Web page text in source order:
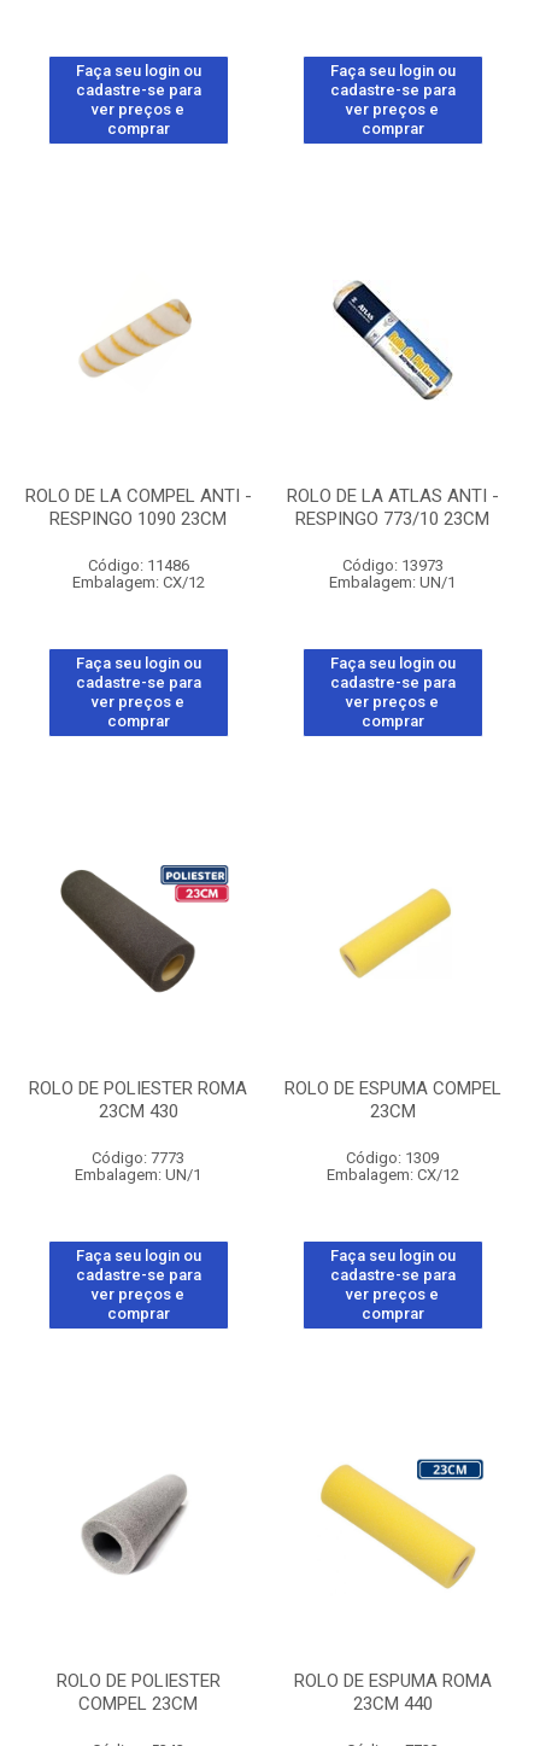
Faça seu login ou
cadastre-se para
ver preços e
comprar
Faça seu login ou
cadastre-se para
ver preços e
comprar
ROLO DE LA COMPEL ANTI -
RESPINGO 1090 23CM
Código: 11486
Embalagem: CX/12
Faça seu login ou
cadastre-se para
ver preços e
comprar
ROLO DE LA ATLAS ANTI -
RESPINGO 773/10 23CM
Código: 13973
Embalagem: UN/1
Faça seu login ou
cadastre-se para
ver preços e
comprar
ROLO DE POLIESTER ROMA
23CM 430
Código: 7773
Embalagem: UN/1
Faça seu login ou
cadastre-se para
ver preços e
comprar
ROLO DE ESPUMA COMPEL
23CM
Código: 1309
Embalagem: CX/12
Faça seu login ou
cadastre-se para
ver preços e
comprar
ROLO DE POLIESTER
COMPEL 23CM
ROLO DE ESPUMA ROMA
23CM 440